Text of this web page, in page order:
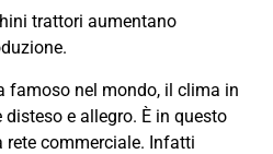
trattori aumentano
famoso nel mondo, il clima in
e allegro. È in questo
rete commerciale. Infatti